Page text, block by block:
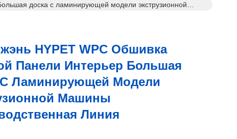
доска с ламинирующей модели экструзионной
HYPET WPC Обшивка
Панели Интерьер Большая
Ламинирующей Модели
Машины
Линия